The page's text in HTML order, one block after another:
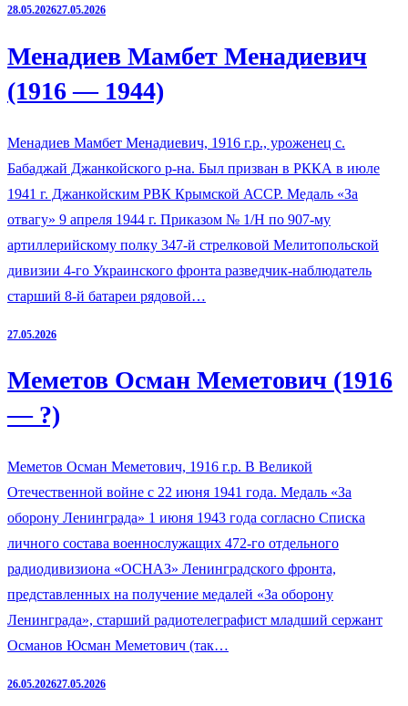
28.05.202627.05.2026
Менадиев Мамбет Менадиевич
(1916 — 1944)
Менадиев Мамбет Менадиевич, 1916 г.р., уроженец с.
Бабаджай Джанкойского р-на. Был призван в РККА в июле
1941 г. Джанкойским РВК Крымской АССР. Медаль «За
отвагу» 9 апреля 1944 г. Приказом № 1/Н по 907-му
артиллерийскому полку 347-й стрелковой Мелитопольской
дивизии 4-го Украинского фронта разведчик-наблюдатель
старший 8-й батареи рядовой…
27.05.2026
Меметов Осман Меметович (1916
— ?)
Меметов Осман Меметович, 1916 г.р. В Великой
Отечественной войне с 22 июня 1941 года. Медаль «За
оборону Ленинграда» 1 июня 1943 года согласно Списка
личного состава военнослужащих 472-го отдельного
радиодивизиона «ОСНАЗ» Ленинградского фронта,
представленных на получение медалей «За оборону
Ленинграда», старший радиотелеграфист младший сержант
Османов Юсман Меметович (так…
26.05.202627.05.2026